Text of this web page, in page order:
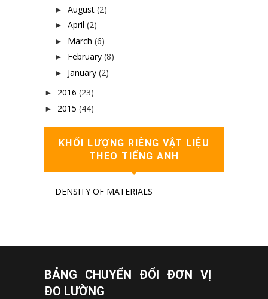
► August (2)
► April (2)
► March (6)
► February (8)
► January (2)
► 2016 (23)
► 2015 (44)
KHỐI LƯỢNG RIÊNG VẬT LIỆU
THEO TIẾNG ANH
DENSITY OF MATERIALS
BẢNG CHUYỂN ĐỔI ĐƠN VỊ
ĐO LƯỜNG